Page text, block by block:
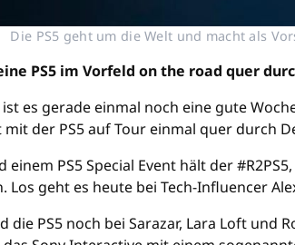
Die PS5 geht um die Welt und macht als
PS5 im Vorfeld on the road quer
es gerade einmal noch eine gute
der PS5 auf Tour einmal quer durch
einem PS5 Special Event hält der
Los geht es heute bei Tech-Influencer
PS5 noch bei Sarazar, Lara Loft und